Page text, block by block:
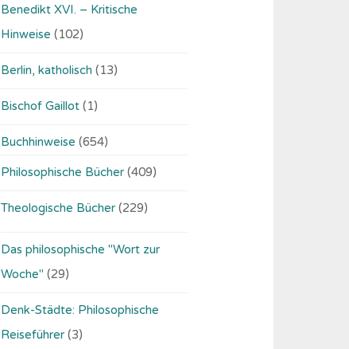
Benedikt XVI. – Kritische
Hinweise (102)
Berlin, katholisch (13)
Bischof Gaillot (1)
Buchhinweise (654)
Philosophische Bücher (409)
Theologische Bücher (229)
Das philosophische "Wort zur
Woche" (29)
Denk-Städte: Philosophische
Reiseführer (3)